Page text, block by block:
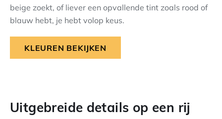
beige zoekt, of liever een opvallende tint zoals rood of
blauw hebt, je hebt volop keus.
KLEUREN BEKIJKEN
Uitgebreide details op een rij